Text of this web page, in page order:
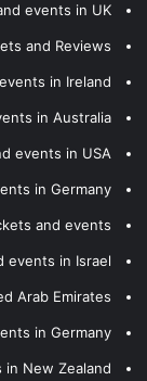
events in UK
and Reviews
in Ireland
in Australia
events in USA
in Germany
and events
events in Israel
Arab Emirates
in Germany
New Zealand